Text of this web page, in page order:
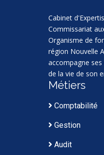
Cabinet
Commissariat
Organisme de
région Nouvelle
accompagne
de la vie de son
Métiers
Comptabilité
Gestion
Audit